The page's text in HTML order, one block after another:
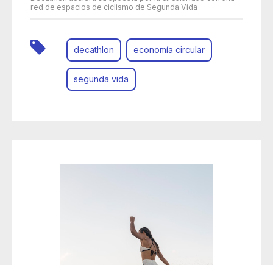
red de espacios de ciclismo de Segunda Vida
decathlon economía circular
segunda vida